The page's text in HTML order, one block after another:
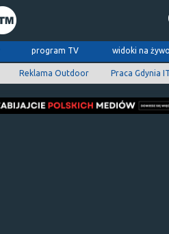
program TV widoki na
Reklama Outdoor Praca Gdynia